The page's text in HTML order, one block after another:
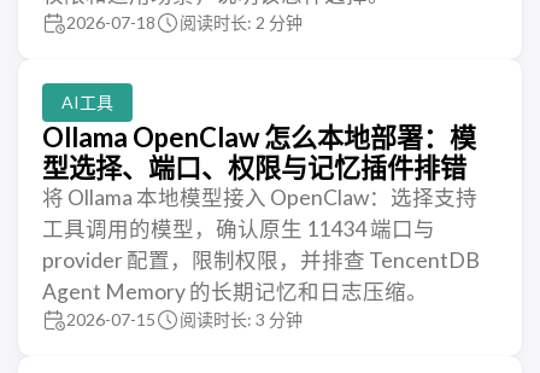
2026-07-18 阅读时长: 2 分钟
AI工具
Ollama OpenClaw 怎么本地部署：模
型选择、端口、权限与记忆插件排错
将 Ollama 本地模型接入 OpenClaw：选择支持
工具调用的模型，确认原生 11434 端口与
provider 配置，限制权限，并排查 TencentDB
Agent Memory 的长期记忆和日志压缩。
2026-07-15 阅读时长: 3 分钟